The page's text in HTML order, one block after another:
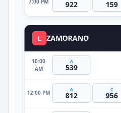
7:00 PM 922 159
L ZAMORANO
10:00
AM
A
539
12:00 PM A
812
C
956